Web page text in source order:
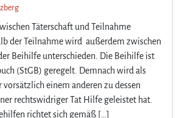
Täterschaft und Teilnahme
der Teilnahme wird außerdem zwischen
Beihilfe unterschieden. Die Beihilfe ist
(StGB) geregelt. Demnach wird als
einem anderen zu dessen
rechtswidriger Tat Hilfe geleistet hat.
richtet sich gemäß […]